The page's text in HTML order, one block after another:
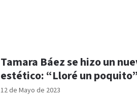
12 de Mayo de 2023
Tamara Báez se hizo un
estético: “Lloré un poquito”